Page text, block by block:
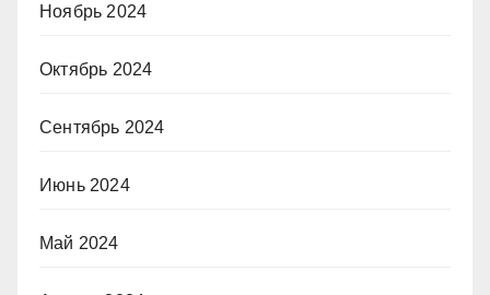
Ноябрь 2024
Октябрь 2024
Сентябрь 2024
Июнь 2024
Май 2024